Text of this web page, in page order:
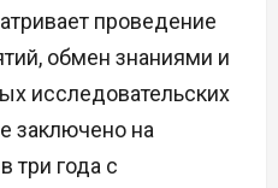
проведение
обмен знаниями и
исследовательских
заключено на
три года с